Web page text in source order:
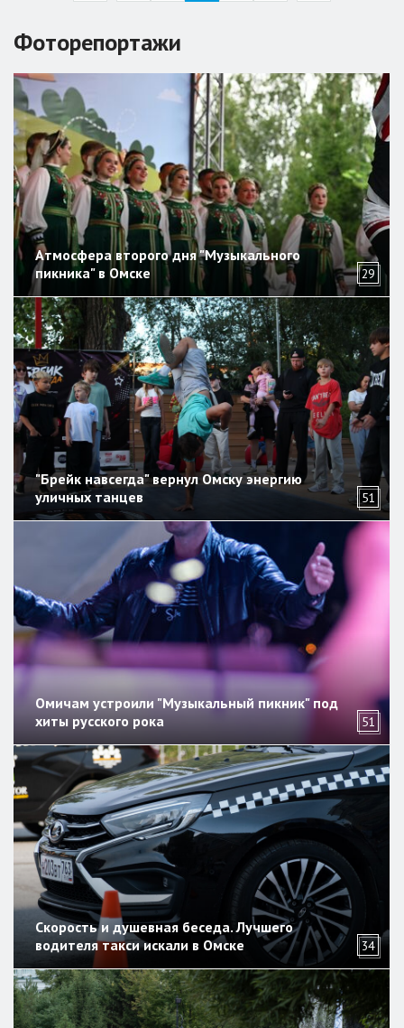
Фоторепортажи
Атмосфера второго дня "Музыкального
пикника" в Омске
29
"Брейк навсегда" вернул Омску энергию
уличных танцев
51
Омичам устроили "Музыкальный пикник" под
хиты русского рока
51
Скорость и душевная беседа. Лучшего
водителя такси искали в Омске
34